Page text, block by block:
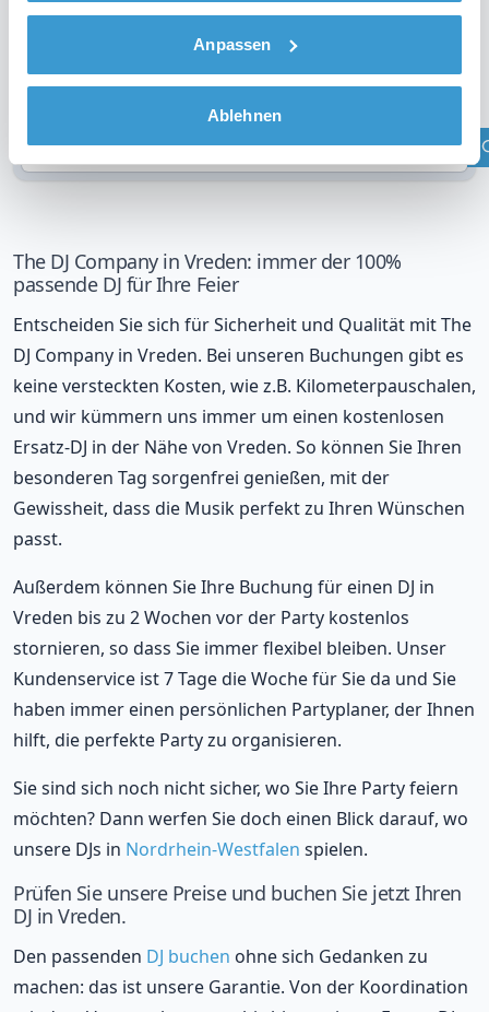
Anpassen
Ablehnen
Überprüfen Sie Ihren Standort
The DJ Company in Vreden: immer der 100%
passende DJ für Ihre Feier
Entscheiden Sie sich für Sicherheit und Qualität mit The
DJ Company in Vreden. Bei unseren Buchungen gibt es
keine versteckten Kosten, wie z.B. Kilometerpauschalen,
und wir kümmern uns immer um einen kostenlosen
Ersatz-DJ in der Nähe von Vreden. So können Sie Ihren
besonderen Tag sorgenfrei genießen, mit der
Gewissheit, dass die Musik perfekt zu Ihren Wünschen
passt.
Außerdem können Sie Ihre Buchung für einen DJ in
Vreden bis zu 2 Wochen vor der Party kostenlos
stornieren, so dass Sie immer flexibel bleiben. Unser
Kundenservice ist 7 Tage die Woche für Sie da und Sie
haben immer einen persönlichen Partyplaner, der Ihnen
hilft, die perfekte Party zu organisieren.
Sie sind sich noch nicht sicher, wo Sie Ihre Party feiern
möchten? Dann werfen Sie doch einen Blick darauf, wo
unsere DJs in Nordrhein-Westfalen spielen.
Prüfen Sie unsere Preise und buchen Sie jetzt Ihren
DJ in Vreden.
Den passenden DJ buchen ohne sich Gedanken zu
machen: das ist unsere Garantie. Von der Koordination